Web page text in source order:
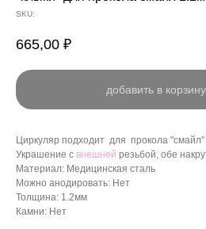
SKU:
665,00 ₽
добавить в корзину
Циркуляр подходит для прокола "смайл"
Украшение с внешней резьбой, обе
Материал: Медицинская сталь
Можно анодировать: Нет
Толщина: 1.2мм
Камни: Нет